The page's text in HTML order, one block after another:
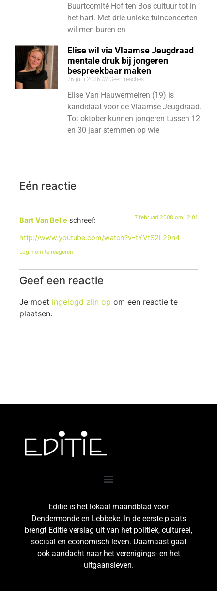
Buurtcomité Hof ten Bos cultuur tot in
het hart. Met drie unieke tuinconcerten
wil men buren en
Elise wil via Vlaamse Jeugdraad
mentale druk bij jongeren
bespreekbaar maken
26 juni 2026 Geen reacties
Elise Van Hauwermeiren (19) is
kandidaat voor de Vlaamse Jeugdraad.
Tot oktober kunnen jongeren tussen 12
en 30 jaar stemmen op wie
Eén reactie
Bart Van Belle schreef: 7 februari 2008 om 12:01
http://www.youtube.com/watch?v=tYVtS2L29n4
Login om te reageren
Geef een reactie
Je moet ingelogd zijn op om een reactie te
plaatsen.
Editie is het lokaal maandblad voor
Dendermonde en Lebbeke. In de eerste plaats
brengt Editie verslag uit van het politiek, cultureel,
sociaal en economisch leven. Daarnaast gaat
ook aandacht naar het verenigings- en het
uitgaansleven.